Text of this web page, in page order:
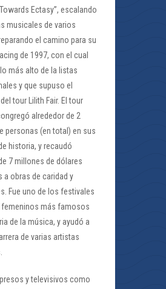
Ectasy”, escalando
musicales de varios
el camino para su
de 1997, con el cual
más alto de la listas
y que supuso el
tour Lilith Fair. El tour
alrededor de 2
personas (en total) en sus
historia, y recaudó
7 millones de dólares
a obras de caridad y
Fue uno de los festivales
más famosos
de la música, y ayudó a
de varias artistas
y televisivos como